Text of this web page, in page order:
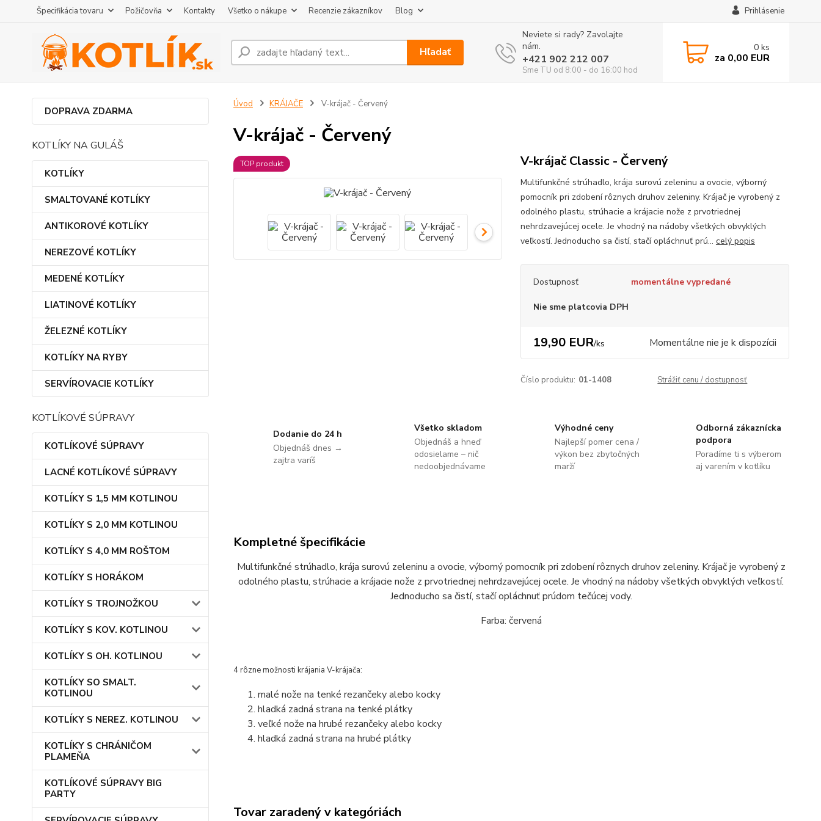
Špecifikácia tovaru Požičovňa Kontakty Všetko o nákupe Recenzie zákazníkov Blog Prihlásenie
Hľadať
Neviete si rady? Zavolajte
nám.
+421 902 212 007
Sme TU od 8:00 - do 16:00 hod
0 ks
za 0,00 EUR
DOPRAVA ZDARMA
KOTLÍKY NA GULÁŠ
KOTLÍKY
SMALTOVANÉ KOTLÍKY
ANTIKOROVÉ KOTLÍKY
NEREZOVÉ KOTLÍKY
MEDENÉ KOTLÍKY
LIATINOVÉ KOTLÍKY
ŽELEZNÉ KOTLÍKY
KOTLÍKY NA RYBY
SERVÍROVACIE KOTLÍKY
KOTLÍKOVÉ SÚPRAVY
KOTLÍKOVÉ SÚPRAVY
LACNÉ KOTLÍKOVÉ SÚPRAVY
KOTLÍKY S 1,5 MM KOTLINOU
KOTLÍKY S 2,0 MM KOTLINOU
KOTLÍKY S 4,0 MM ROŠTOM
KOTLÍKY S HORÁKOM
KOTLÍKY S TROJNOŽKOU
KOTLÍKY S KOV. KOTLINOU
KOTLÍKY S OH. KOTLINOU
KOTLÍKY SO SMALT.
KOTLINOU
KOTLÍKY S NEREZ. KOTLINOU
KOTLÍKY S CHRÁNIČOM
PLAMEŇA
KOTLÍKOVÉ SÚPRAVY BIG
PARTY
Úvod KRÁJAČE V-krájač - Červený
V-krájač - Červený
TOP produkt V-krájač Classic - Červený
Multifunkčné strúhadlo, krája surovú zeleninu a ovocie, výborný
pomocník pri zdobení rôznych druhov zeleniny. Krájač je vyrobený z
odolného plastu, strúhacie a krájacie nože z prvotriednej
nehrdzavejúcej ocele. Je vhodný na nádoby všetkých obvyklých
veľkostí. Jednoducho sa čistí, stačí opláchnuť prú... celý popis
Dostupnosť momentálne vypredané
Nie sme platcovia DPH
19,90 EUR/ks Momentálne nie je k dispozícii
Číslo produktu: 01-1408 Strážiť cenu / dostupnosť
Dodanie do 24 h
Objednáš dnes →
zajtra varíš
Všetko skladom
Objednáš a hneď
odosielame – nič
nedoobjednávame
Výhodné ceny
Najlepší pomer cena /
výkon bez zbytočných
marží
Odborná zákaznícka
podpora
Poradíme ti s výberom
aj varením v kotlíku
Kompletné špecifikácie
Multifunkčné strúhadlo, krája surovú zeleninu a ovocie, výborný pomocník pri zdobení rôznych druhov zeleniny. Krájač je vyrobený z
odolného plastu, strúhacie a krájacie nože z prvotriednej nehrdzavejúcej ocele. Je vhodný na nádoby všetkých obvyklých veľkostí.
Jednoducho sa čistí, stačí opláchnuť prúdom tečúcej vody.
Farba: červená
4 rôzne možnosti krájania V-krájača:
malé nože na tenké rezančeky alebo kocky
hladká zadná strana na tenké plátky
veľké nože na hrubé rezančeky alebo kocky
hladká zadná strana na hrubé plátky
Tovar zaradený v kategóriách